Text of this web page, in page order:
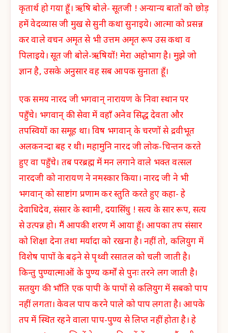
कृतार्थ हो गया हूँ। ऋषि बोले- सूतजी ! अन्यान्य बातों को छोड़
हमें वेदव्यास जी मुख से सुनी कथा सुनाइये। आत्मा को प्रसन्न
कर वाले वचन अमृत से भी उत्तम अमृत रूप उस कथा व
पिलाइये। सूत जी बोले-ऋषियों! मेरा अहोभाग है। मुझे जो
ज्ञान है, उसके अनुसार वह सब आपक सुनाता हूँ।
एक समय नारद जी भगवान् नारायण के निवा स्थान पर
पहुँचे। भगवान् की सेवा में वहाँ अनेव सिद्ध देवता और
तपस्वियों का समूह था। विष भगवान् के चरणों से द्रवीभूत
अलकनन्दा बह र थी। महामुनि नारद जी लोक-चिन्तन करते
हुए वा पहुँचे। तब परब्रह्म में मन लगाने वाले भक्त वत्सल
नारदजी को नारायण ने नमस्कार किया। नारद जी ने भी
भगवान् को साष्टांग प्रणाम कर स्तुति करते हुए कहा- हे
देवाधिदेव, संसार के स्वामी, दयासिंधु ! सत्य के सार रूप, सत्य
से उत्पन्न हो। मैं आपकी शरण में आया हूँ। आपका तप संसार
को शिक्षा देना तथा मर्यादा को रखना है। नहीं तो, कलियुग में
विशेष पापों के बढ़ने से पृथ्वी रसातल को चली जाती है।
किन्तु पुण्यात्माओं के पुण्य कर्मों से पुनः तरने लग जाती है।
सतयुग की भाँति एक पापी के पापों से कलियुग में सबको पाप
नहीं लगता। केवल पाप करने पाले को पाप लगता है। आपके
तप में स्थित रहने वाला पाप-पुण्य से लिप्त नहीं होता है। हे